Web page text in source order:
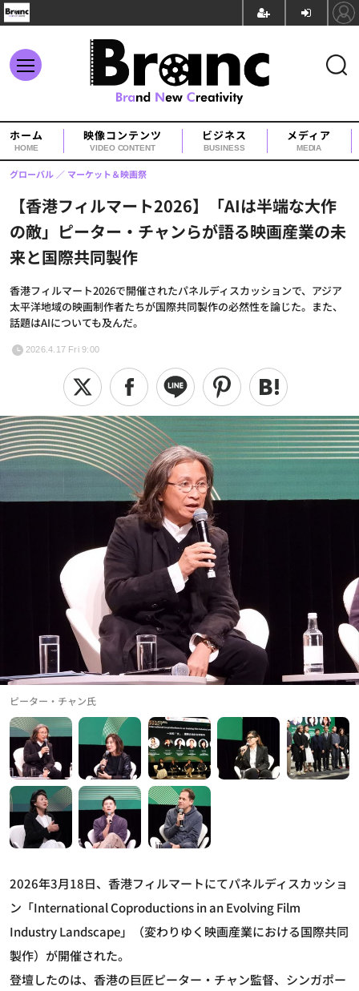
ホーム
HOME
映像コンテンツ
VIDEO CONTENT
ビジネス
BUSINESS
メディア
MEDIA
【香港フィルマート2026】「AIは半端な大作
の敵」ピーター・チャンらが語る映画産業の未
来と国際共同製作
香港フィルマート2026で開催されたパネルディスカッションで、アジア
太平洋地域の映画制作者たちが国際共同製作の必然性を論じた。また、
話題はAIについても及んだ。
グローバル マーケット＆映画祭
2026.4.17 Fri 9:00
ピーター・チャン氏
2026年3月18日、香港フィルマートにてパネルディスカッショ
ン「International Coproductions in an Evolving Film
Industry Landscape」（変わりゆく映画産業における国際共同
製作）が開催された。
登壇したのは、香港の巨匠ピーター・チャン監督、シンガポー